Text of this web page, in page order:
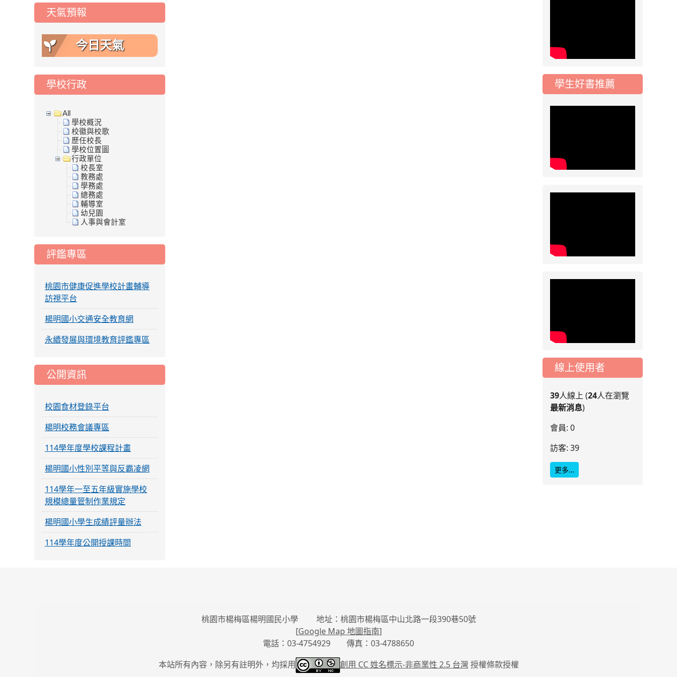
天氣預報
今日天氣
學校行政
All
學校概況
校徽與校歌
歷任校長
學校位置圖
行政單位
校長室
教務處
學務處
總務處
輔導室
幼兒園
人事與會計室
評鑑專區
桃園市健康促進學校計畫輔導
訪視平台
楊明國小交通安全教育網
永續發展與環境教育評鑑專區
公開資訊
校園食材登錄平台
楊明校務會議專區
114學年度學校課程計畫
楊明國小性別平等與反霸凌網
114學年一至五年級實施學校
規模總量管制作業規定
楊明國小學生成績評量辦法
114學年度公開授課時間
115學年度一、三、
五年級常態編班結果
公告
2026-07-31
公告
學校對面建案申請8
公告-115年桃園市運
梅區代表選手 集訓及
學生好書推薦
線上使用者
39人線上 (24人在瀏覽
最新消息)
會員: 0
訪客: 39
更多…
桃園市楊梅區楊明國民小學 地址：桃園市楊梅區中山北路一段390巷50號
[Google Map 地圖指南]
電話：03-4754929 傳真：03-4788650
本站所有內容，除另有註明外，均採用
創用 CC 姓名標示-非商業性 2.5 台灣 授權條款授權